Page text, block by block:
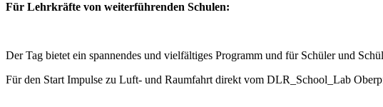
Für Lehrkräfte von weiterführenden Schulen:
Der Tag bietet ein spannendes und vielfältiges Programm und für Schüler und
Für den Start Impulse zu Luft- und Raumfahrt direkt vom DLR_School_Lab